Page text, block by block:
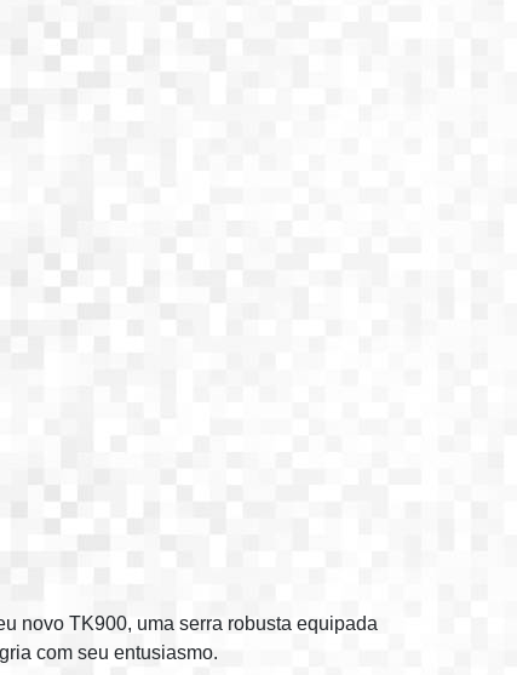
novo TK900, uma serra robusta equipada
com seu entusiasmo.